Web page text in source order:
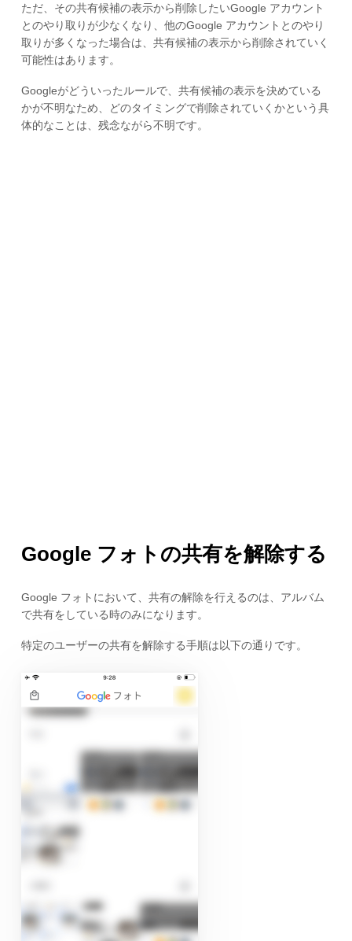
ただ、その共有候補の表示から削除したいGoogle アカウント
とのやり取りが少なくなり、他のGoogle アカウントとのやり
取りが多くなった場合は、共有候補の表示から削除されていく
可能性はあります。
Googleがどういったルールで、共有候補の表示を決めている
かが不明なため、どのタイミングで削除されていくかという具
体的なことは、残念ながら不明です。
Google フォトの共有を解除する
Google フォトにおいて、共有の解除を行えるのは、アルバム
で共有をしている時のみになります。
特定のユーザーの共有を解除する手順は以下の通りです。